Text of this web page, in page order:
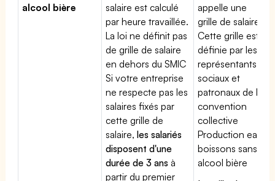
alcool bière
salaire est calculé
par heure travaillée.
La loi ne définit pas
de grille de salaire
en dehors du SMIC
Si votre entreprise
ne respecte pas les
salaires fixés par
cette grille de
salaire,les salariés
disposent d'une
durée de 3 ans à
partir du premier
appelle une
grille de salaires.
Cette grille est
définie par les
représentants
sociaux et
patronaux de la
convention
collective
Production eaux
boissons sans
alcool bière